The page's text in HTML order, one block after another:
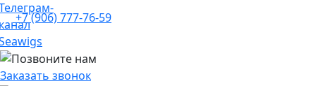
+7 (906) 777-76-59
Заказать звонок